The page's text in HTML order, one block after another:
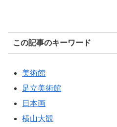
この記事のキーワード
美術館
足立美術館
日本画
横山大観